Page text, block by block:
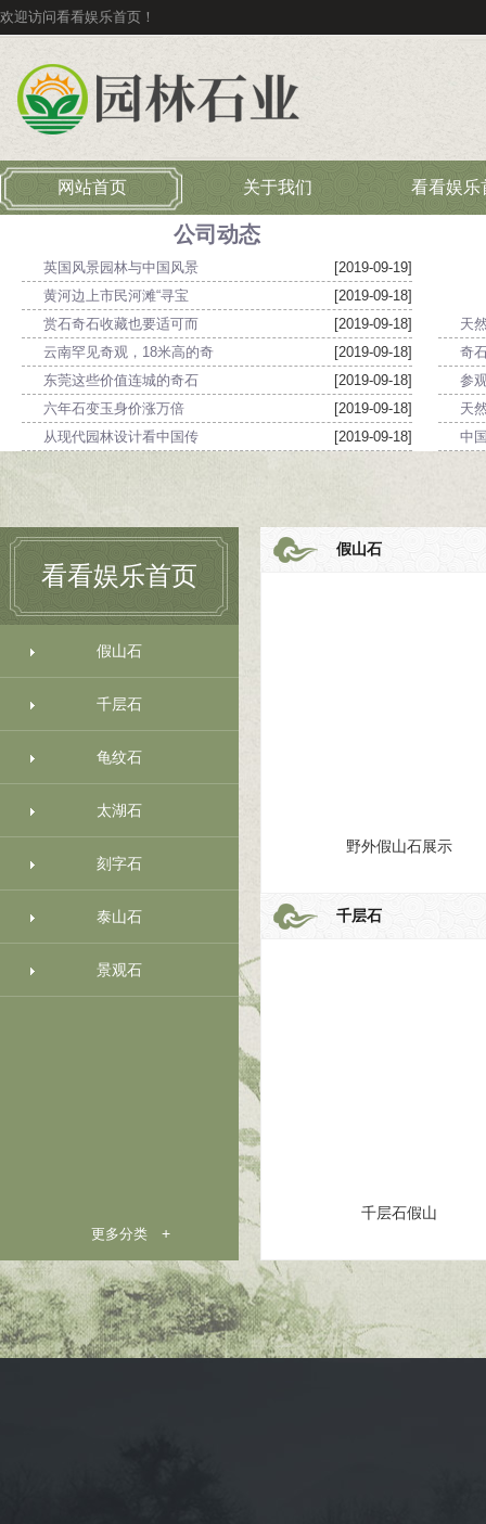
欢迎访问看看娱乐首页！
网站首页 关于我们 看看娱乐
公司动态
[2019-09-19]
英国风景园林与中国风景
[2019-09-18]
黄河边上市民河滩“寻宝
[2019-09-18]
赏石奇石收藏也要适可而
[2019-09-18]
云南罕见奇观，18米高的奇
[2019-09-18]
东莞这些价值连城的奇石
[2019-09-18]
六年石变玉身价涨万倍
[2019-09-18]
从现代园林设计看中国传
天
奇
参
天
中
1 2
看看娱乐首页
假山石
千层石
龟纹石
太湖石
刻字石
泰山石
景观石
更多分类
假山石
野外假山石展示
千层石
千层石假山